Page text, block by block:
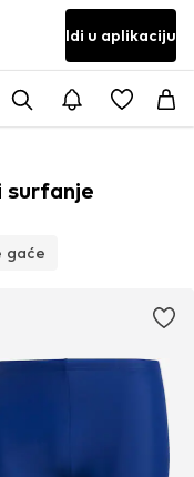
Idi u aplikaciju
surfanje
gaće